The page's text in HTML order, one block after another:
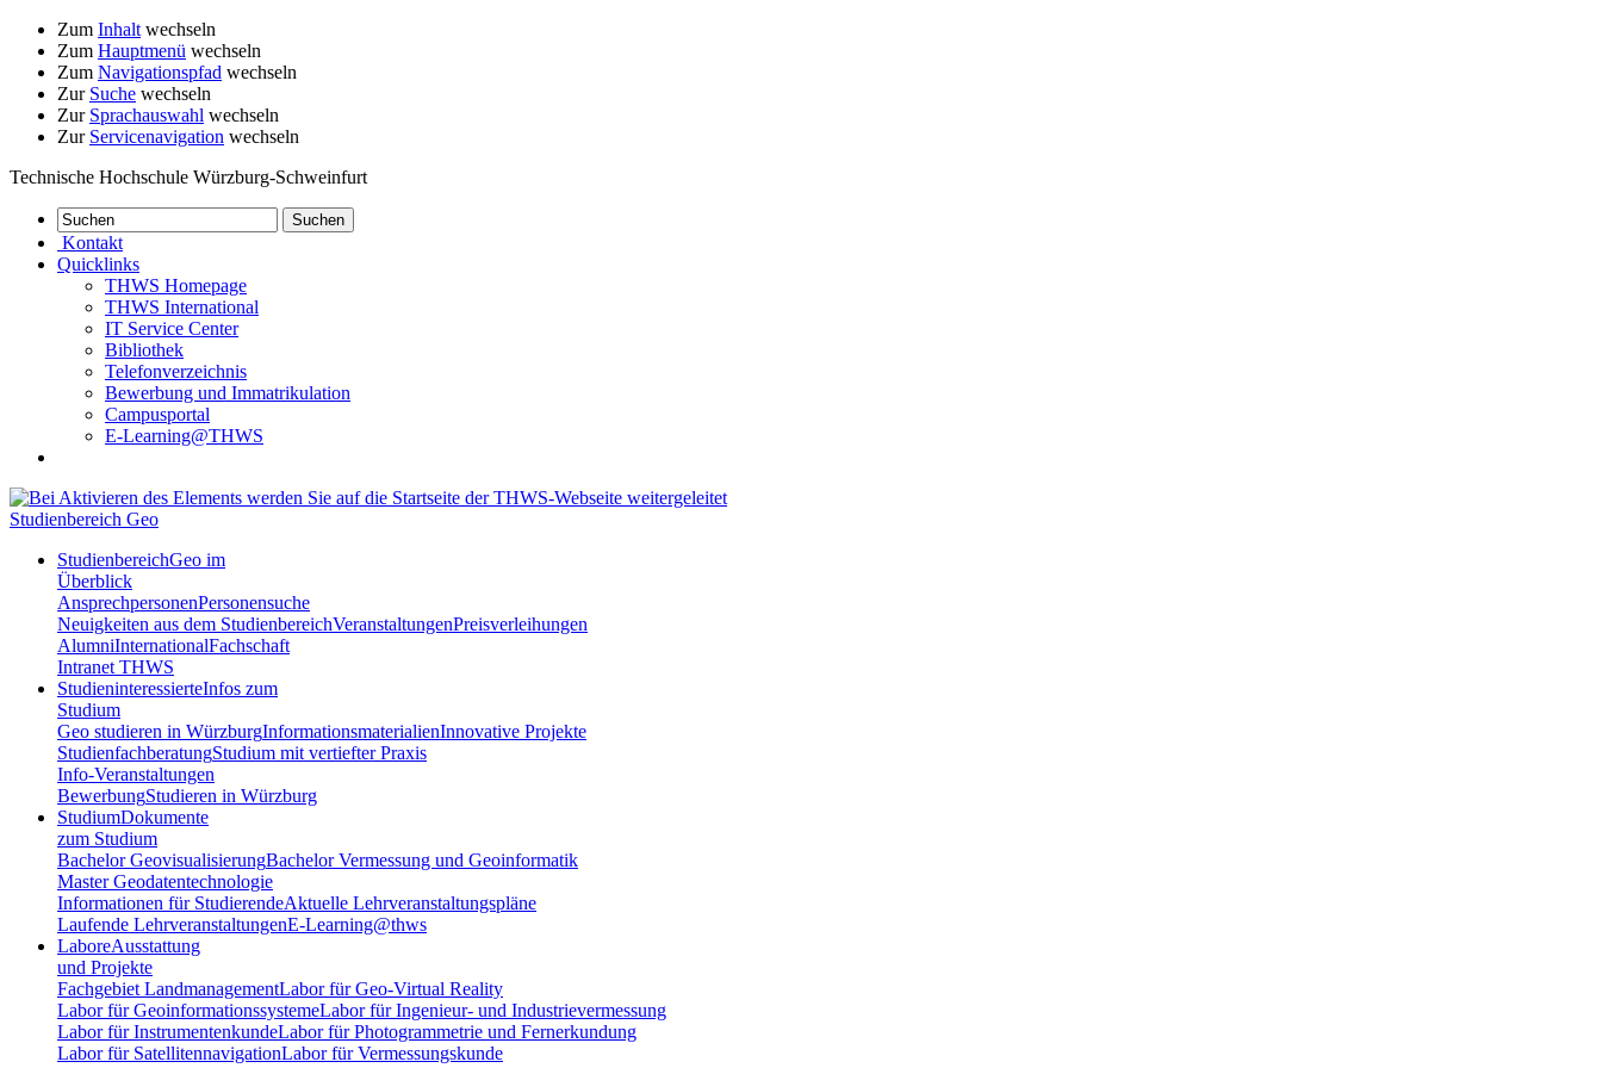
Zum Inhalt wechseln
Zum Hauptmenü wechseln
Zum Navigationspfad wechseln
Zur Suche wechseln
Zur Sprachauswahl wechseln
Zur Servicenavigation wechseln
Technische Hochschule Würzburg-Schweinfurt
Kontakt
Quicklinks
THWS Homepage
THWS International
IT Service Center
Bibliothek
Telefonverzeichnis
Bewerbung und Immatrikulation
Campusportal
E-Learning@THWS
Studienbereich Geo
StudienbereichGeo im
Überblick
AnsprechpersonenPersonensuche
Neuigkeiten aus dem StudienbereichVeranstaltungenPreisverleihungen
AlumniInternationalFachschaft
Intranet THWS
StudieninteressierteInfos zum
Studium
Geo studieren in WürzburgInformationsmaterialienInnovative Projekte
StudienfachberatungStudium mit vertiefter Praxis
Info-Veranstaltungen
BewerbungStudieren in Würzburg
StudiumDokumente
zum Studium
Bachelor GeovisualisierungBachelor Vermessung und Geoinformatik
Master Geodatentechnologie
Informationen für StudierendeAktuelle Lehrveranstaltungspläne
Laufende LehrveranstaltungenE-Learning@thws
LaboreAusstattung
und Projekte
Fachgebiet LandmanagementLabor für Geo-Virtual Reality
Labor für GeoinformationssystemeLabor für Ingenieur- und Industrievermessung
Labor für InstrumentenkundeLabor für Photogrammetrie und Fernerkundung
Labor für SatellitennavigationLabor für Vermessungskunde